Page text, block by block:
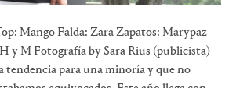
Mango Falda: Zara Zapatos: Marypaz
y M Fotografía by Sara Rius (publicista)
tendencia para una minoría y que no